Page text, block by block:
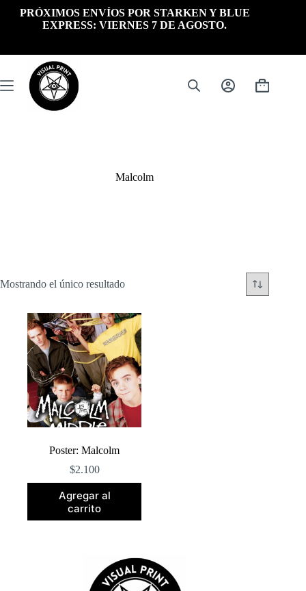
PRÓXIMOS ENVÍOS POR STARKEN Y BLUE
EXPRESS: VIERNES 7 DE AGOSTO.
Carrito
Malcolm
Mostrando el único resultado
Poster: Malcolm
$2.100
Agregar al
carrito